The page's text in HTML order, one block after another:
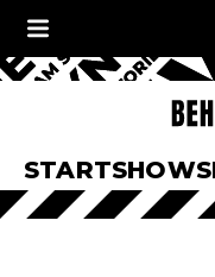
STARTSHOWS